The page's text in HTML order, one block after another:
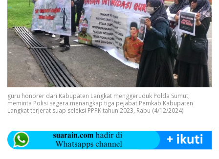
guru honorer dari Kabupaten Langkat menggeruduk Polda Sumut,
meminta Polisi segera menangkap tiga pejabat Pemkab Kabupaten
Langkat terjerat suap seleksi PPPK tahun 2023, Rabu (4/12/2024)